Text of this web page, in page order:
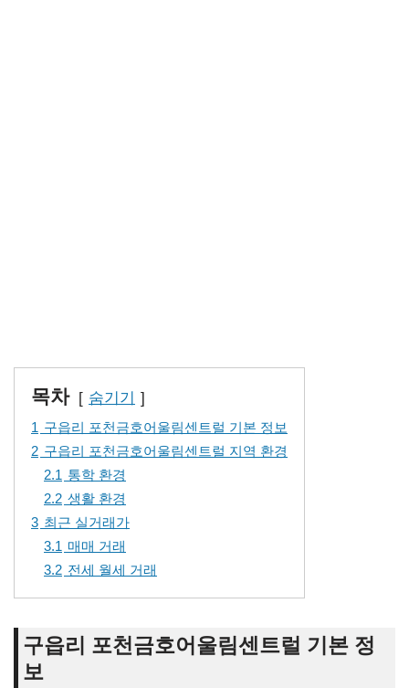
목차 숨기기
1 구읍리 포천금호어울림센트럴 기본 정보
2 구읍리 포천금호어울림센트럴 지역 환경
2.1 통학 환경
2.2 생활 환경
3 최근 실거래가
3.1 매매 거래
3.2 전세 월세 거래
구읍리 포천금호어울림센트럴 기본 정
보